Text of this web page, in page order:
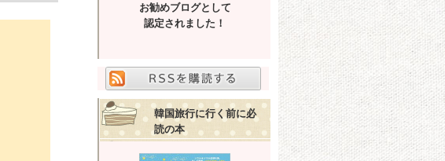
お勧めブログとして
認定されました！
韓国旅行に行く前に必
読の本